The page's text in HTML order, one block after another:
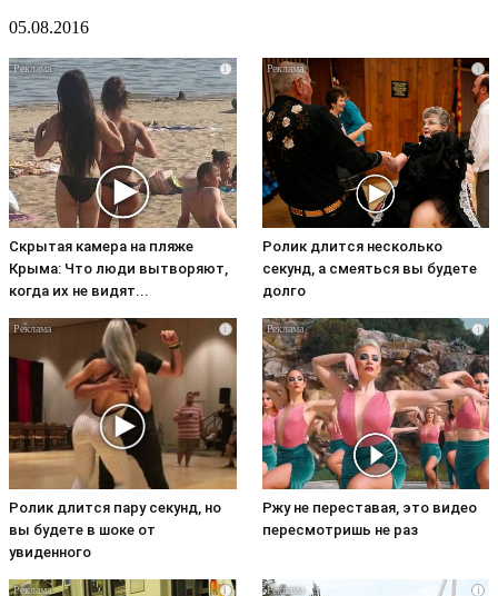
05.08.2016
i
Скрытая камера на пляже
Крыма: Что люди вытворяют,
когда их не видят...
i
Ролик длится несколько
секунд, а смеяться вы будете
долго
i
Ролик длится пару секунд, но
вы будете в шоке от
увиденного
i
Ржу не переставая, это видео
пересмотришь не раз
i i